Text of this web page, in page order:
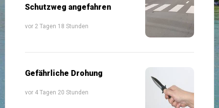
Schutzweg angefahren
vor 2 Tagen 18 Stunden
Gefährliche Drohung
vor 4 Tagen 20 Stunden